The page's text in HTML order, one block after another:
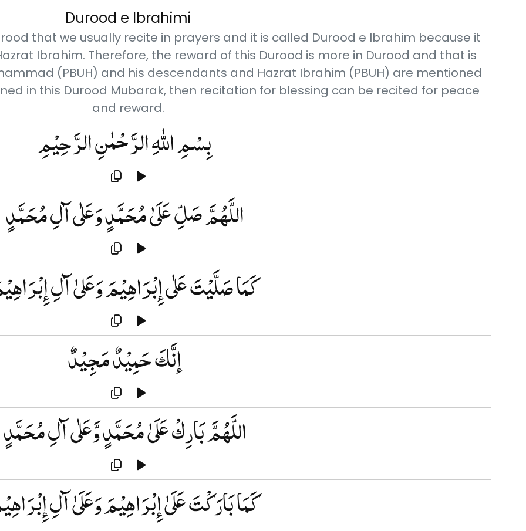
Durood e Ibrahimi
that we usually recite in prayers and it is called Durood e Ibrahim because it
Ibrahim. Therefore, the reward of this Durood is more in Durood and that is
(PBUH) and his descendants and Hazrat Ibrahim (PBUH) are mentioned
in this Durood Mubarak, then recitation for blessing can be recited for peace
and reward.
بِسْمِ اللهِ الرَّحْمٰنِ الرَّحِيْمِ
اللَّهُمَّ صَلِّ عَلَىٰ مُحَمَّدٍ وَعَلٰى آلِ مُحَمَّدٍ
كَمَا صَلَّيْتَ عَلٰى إِبْرَاهِيْمَ وَعَلىٰ آلِ
إنَّكَ حَمِيْدٌ مَجِيْدٌ
اللَّهُمَّ بَارِكْ عَلَىٰ مُحَمَّدٍ وَّعَلٰى آلِ مُحَمَّدٍ
كَمَا بَارَكْتَ عَلَىٰ إِبْرَاهِيْمَ وَعَلَىٰ آلِ